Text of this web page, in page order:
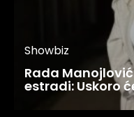
Showbiz
Rada
estradi: Uskoro